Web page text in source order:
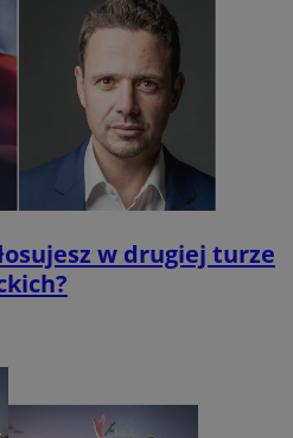
w drugiej turze